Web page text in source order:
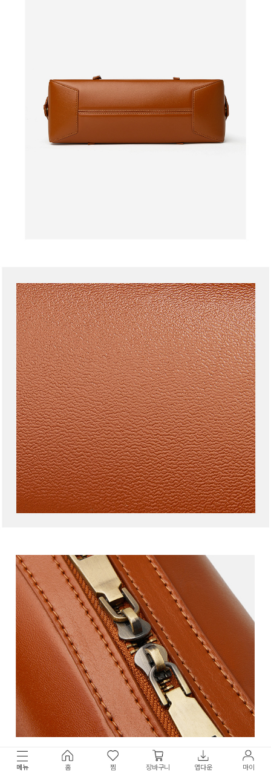
메뉴 홈 찜 장바구니 앱다운 마이